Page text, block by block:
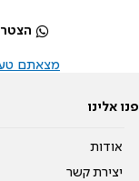
מצאתם
פנו אלינו
אודות
יצירת קשר